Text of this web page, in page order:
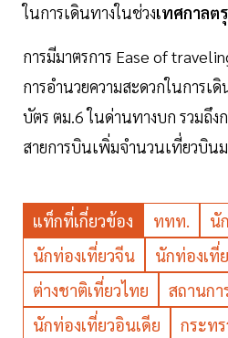
ในการเดินทางในช่วงเทศกาลต
การมีมาตรการ Ease of
การอํานวยความสะดวกในการเ
บัตร ตม.6 ในด่านทางบก รวมถึง
สายการบินเพิ่มจํานวนเที่ยวบิน
แท็กที่เกี่ยวข้อง ททท.
นั
นักท่องเที่ยวจีน
นักท่องเที่
ต่างชาติเที่ยวไทย
สถานก
นักท่องเที่ยวอินเดีย
กระท